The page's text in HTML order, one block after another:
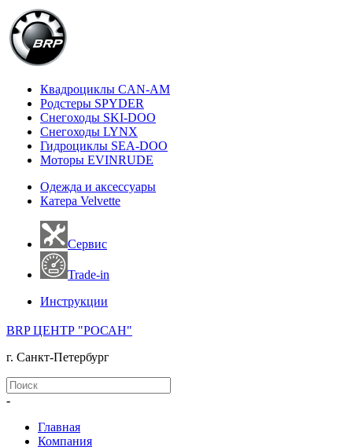
Квадроциклы CAN-AM
Родстеры SPYDER
Снегоходы SKI-DOO
Снегоходы LYNX
Гидроциклы SEA-DOO
Моторы EVINRUDE
Одежда и аксессуары
Катера Velvette
Сервис
Trade-in
Инструкции
BRP ЦЕНТР "РОСАН"
г. Санкт-Петербург
-
Главная
Компания